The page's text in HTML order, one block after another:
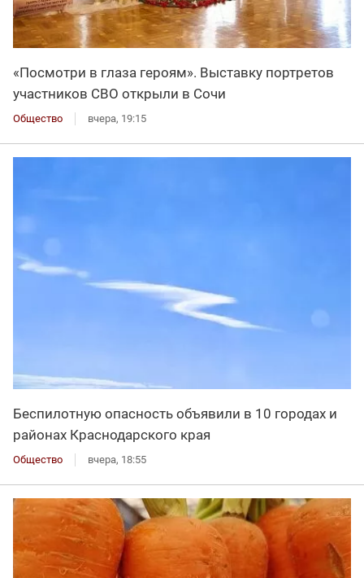
«Посмотри в глаза героям». Выставку портретов
участников СВО открыли в Сочи
Общество вчера, 19:15
Беспилотную опасность объявили в 10 городах и
районах Краснодарского края
Общество вчера, 18:55